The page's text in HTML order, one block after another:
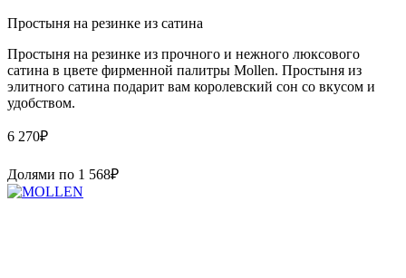
Простыня на резинке из сатина
Простыня на резинке из прочного и нежного люксового
сатина в цвете фирменной палитры Mollen. Простыня из
элитного сатина подарит вам королевский сон со вкусом и
удобством.
6 270₽
Долями по 1 568₽